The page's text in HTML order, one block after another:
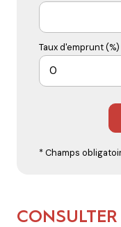
Taux d'emprunt
* Champs